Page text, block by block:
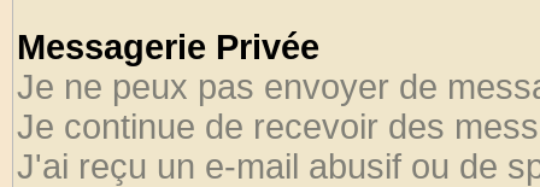
Messagerie Privée
Je ne peux pas envoyer de
Je continue de recevoir des
J'ai reçu un e-mail abusif ou de